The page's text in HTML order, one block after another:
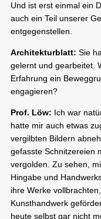
Und ist erst einmal ein
auch ein Teil unserer
entgegenstellen.
Architekturblatt: Sie
gelernt und gearbeitet.
Erfahrung ein
engagieren?
Prof. Löw: Ich war
hatte mir auch etwas
vergilbten Bildern
gefasste Schnitzereien
vergolden. Zu sehen,
Hingabe und
ihre Werke
Kunsthandwerk
heute selbst gar nicht